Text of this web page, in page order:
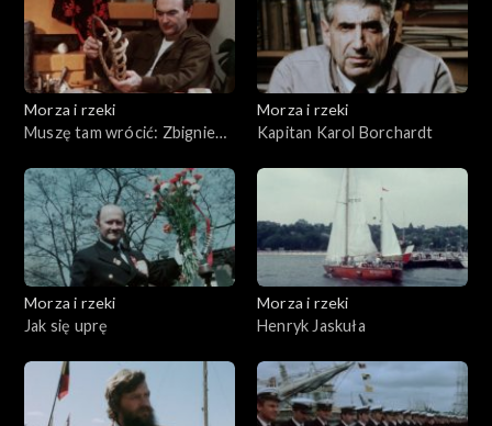
Morza i rzeki
Muszę tam wrócić: Zbigniew
Morza i rzeki
Kapitan Karol Borchardt
Morza i rzeki
Jak się uprę
Morza i rzeki
Henryk Jaskuła